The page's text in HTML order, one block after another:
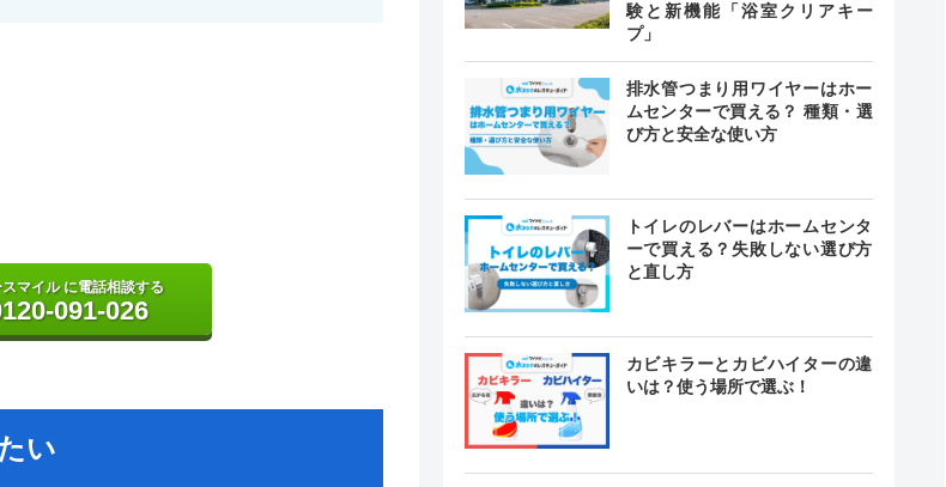
スマイル に電話相談する
091-026
い
験と新機能「浴室クリアキー
プ」
排水管つまり用ワイヤーはホー
ムセンターで買える？ 種類・選
び方と安全な使い方
トイレのレバーはホームセンタ
ーで買える？失敗しない選び方
と直し方
カビキラーとカビハイターの違
いは？使う場所で選ぶ！